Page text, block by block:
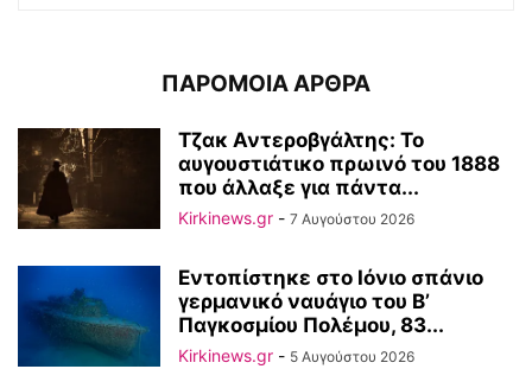
ΠΑΡΟΜΟΙΑ ΑΡΘΡΑ
Τζακ Αντεροβγάλτης: To
αυγουστιάτικο πρωινό του 1888
που άλλαξε για πάντα...
Kirkinews.gr - 7 Αυγούστου 2026
Εντοπίστηκε στο Ιόνιο σπάνιο
γερμανικό ναυάγιο του Β’
Παγκοσμίου Πολέμου, 83...
Kirkinews.gr - 5 Αυγούστου 2026